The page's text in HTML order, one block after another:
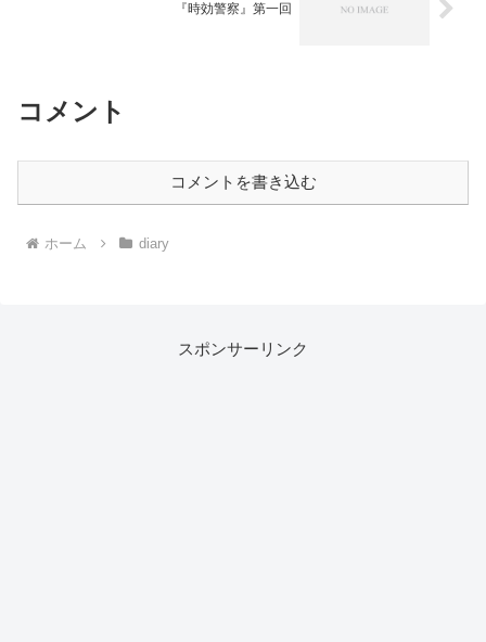
『時効警察』第一回
コメント
コメントを書き込む
ホーム diary
スポンサーリンク